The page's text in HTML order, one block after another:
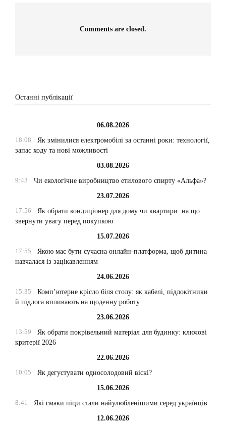
Comments are closed.
Останні публікації
06.08.2026
18:08
Як змінилися електромобілі за останні роки: технології,
запас ходу та нові можливості
03.08.2026
9:43
Чи екологічне виробництво етилового спирту «Альфа»?
23.07.2026
17:56
Як обрати кондиціонер для дому чи квартири: на що
звернути увагу перед покупкою
15.07.2026
17:55
Якою має бути сучасна онлайн-платформа, щоб дитина
навчалася із зацікавленням
24.06.2026
15:35
Комп’ютерне крісло біля столу: як кабелі, підлокітники
й підлога впливають на щоденну роботу
23.06.2026
13:59
Як обрати покрівельний матеріал для будинку: ключові
критерії 2026
22.06.2026
10:05
Як дегустувати односолодовий віскі?
15.06.2026
8:41
Які смаки піци стали найулюбленішими серед українців
12.06.2026